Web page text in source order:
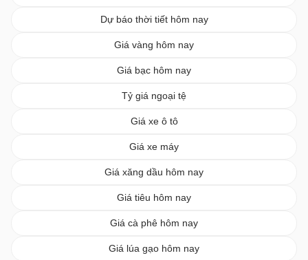
Dự báo thời tiết hôm nay
Giá vàng hôm nay
Giá bạc hôm nay
Tỷ giá ngoại tệ
Giá xe ô tô
Giá xe máy
Giá xăng dầu hôm nay
Giá tiêu hôm nay
Giá cà phê hôm nay
Giá lúa gạo hôm nay